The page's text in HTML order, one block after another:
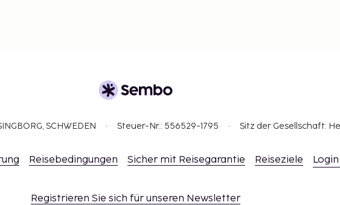
Reiseziel. Das
die Ostküste (Arugam
SCHWEDEN Steuer-Nr.: 556529-1795 Sitz der Gesellschaft:
Reisebedingungen Sicher mit Reisegarantie Reiseziele
Registrieren Sie sich für unseren Newsletter